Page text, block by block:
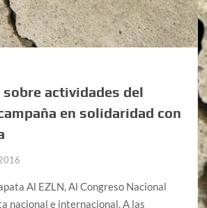
sobre actividades del
en solidaridad con
Al EZLN, Al Congreso Nacional
nacional e internacional, A las